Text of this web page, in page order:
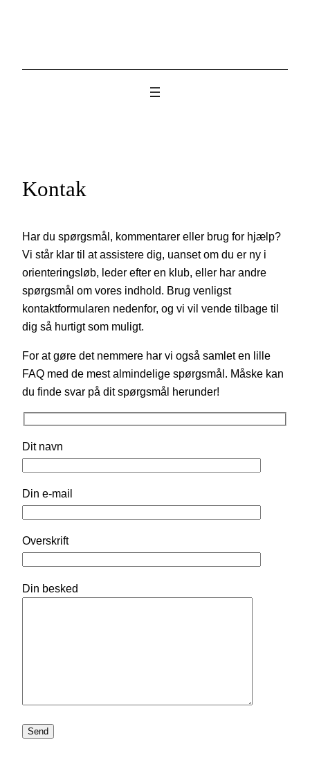
Kontak
Har du spørgsmål, kommentarer eller brug for hjælp?
Vi står klar til at assistere dig, uanset om du er ny i
orienteringsløb, leder efter en klub, eller har andre
spørgsmål om vores indhold. Brug venligst
kontaktformularen nedenfor, og vi vil vende tilbage til
dig så hurtigt som muligt.
For at gøre det nemmere har vi også samlet en lille
FAQ med de mest almindelige spørgsmål. Måske kan
du finde svar på dit spørgsmål herunder!
Dit navn
Din e-mail
Overskrift
Din besked